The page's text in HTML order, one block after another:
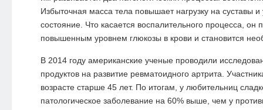
Избыточная масса тела повышает нагрузку на суставы и
состояние. Что касается воспалительного процесса, он
повышенным уровнем глюкозы в крови и становится
В 2014 году американские ученые проводили
продуктов на развитие ревматоидного артрита.
возрасте старше 45 лет. По итогам, у любительниц
патологическое заболевание на 60% выше, чем у